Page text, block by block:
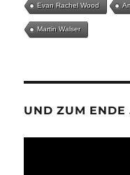
Evan Rachel Wood
Martin Walser
UND ZUM ENDE